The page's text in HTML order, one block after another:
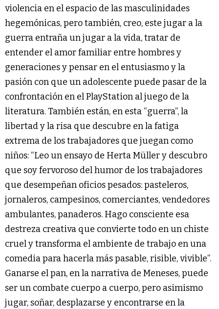
violencia en el espacio de las masculinidades
hegemónicas, pero también, creo, este jugar a la
guerra entraña un jugar a la vida, tratar de
entender el amor familiar entre hombres y
generaciones y pensar en el entusiasmo y la
pasión con que un adolescente puede pasar de la
confrontación en el PlayStation al juego de la
literatura. También están, en esta “guerra”, la
libertad y la risa que descubre en la fatiga
extrema de los trabajadores que juegan como
niños: “Leo un ensayo de Herta Müller y descubro
que soy fervoroso del humor de los trabajadores
que desempeñan oficios pesados: pasteleros,
jornaleros, campesinos, comerciantes, vendedores
ambulantes, panaderos. Hago consciente esa
destreza creativa que convierte todo en un chiste
cruel y transforma el ambiente de trabajo en una
comedia para hacerla más pasable, risible, vivible”.
Ganarse el pan, en la narrativa de Meneses, puede
ser un combate cuerpo a cuerpo, pero asimismo
jugar, soñar, desplazarse y encontrarse en la